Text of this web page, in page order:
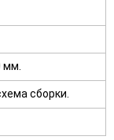
мм.
сборки.